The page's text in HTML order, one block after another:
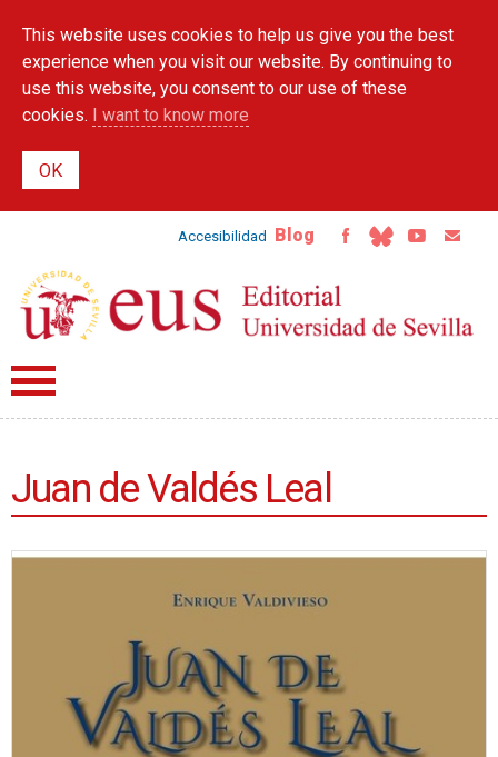
main
content
This website uses cookies to help us give you the best
experience when you visit our website. By continuing to
use this website, you consent to our use of these
cookies. I want to know more
Accesibilidad Blog
Juan de Valdés Leal